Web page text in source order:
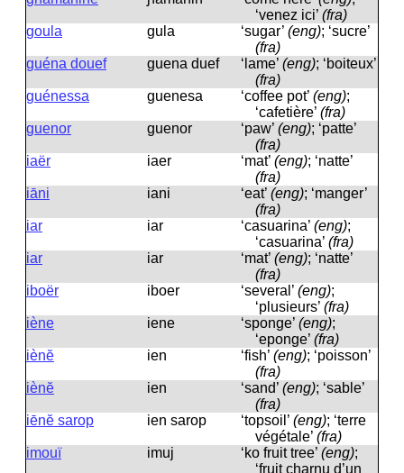
‘venez ici’ (fra)
goula
ɡula ‘sugar’ (eng); ‘sucre’
(fra)
guéna douef
ɡuena duef ‘lame’ (eng); ‘boiteux’
(fra)
guénessa
ɡuenesa ‘coffee pot’ (eng);
‘cafetière’ (fra)
guenor
ɡuenor ‘paw’ (eng); ‘patte’
(fra)
iaër
iaer ‘mat’ (eng); ‘natte’
(fra)
iāni
iani ‘eat’ (eng); ‘manger’
(fra)
iar
iar ‘casuarina’ (eng);
‘casuarina’ (fra)
iar
iar ‘mat’ (eng); ‘natte’
(fra)
iboër
iboer ‘several’ (eng);
‘plusieurs’ (fra)
iène
iene ‘sponge’ (eng);
‘eponge’ (fra)
iènĕ
ien ‘fish’ (eng); ‘poisson’
(fra)
iènĕ
ien ‘sand’ (eng); ‘sable’
(fra)
iēnĕ sarop
ien sarop ‘topsoil’ (eng); ‘terre
végétale’ (fra)
imouï
imuj ‘ko fruit tree’ (eng);
‘fruit charnu d’un